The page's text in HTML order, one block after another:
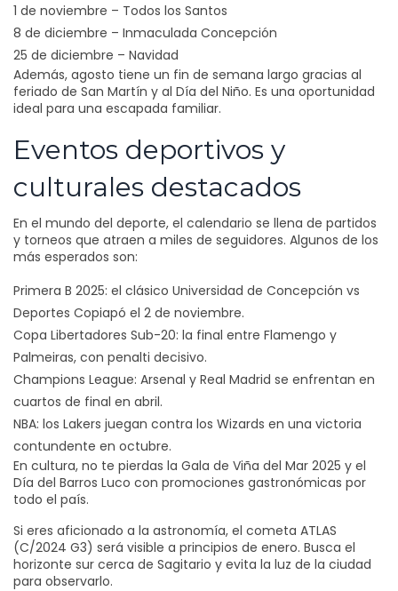
1 de noviembre – Todos los Santos
8 de diciembre – Inmaculada Concepción
25 de diciembre – Navidad
Además, agosto tiene un fin de semana largo gracias al
feriado de San Martín y al Día del Niño. Es una oportunidad
ideal para una escapada familiar.
Eventos deportivos y
culturales destacados
En el mundo del deporte, el calendario se llena de partidos
y torneos que atraen a miles de seguidores. Algunos de los
más esperados son:
Primera B 2025: el clásico Universidad de Concepción vs
Deportes Copiapó el 2 de noviembre.
Copa Libertadores Sub-20: la final entre Flamengo y
Palmeiras, con penalti decisivo.
Champions League: Arsenal y Real Madrid se enfrentan en
cuartos de final en abril.
NBA: los Lakers juegan contra los Wizards en una victoria
contundente en octubre.
En cultura, no te pierdas la Gala de Viña del Mar 2025 y el
Día del Barros Luco con promociones gastronómicas por
todo el país.
Si eres aficionado a la astronomía, el cometa ATLAS
(C/2024 G3) será visible a principios de enero. Busca el
horizonte sur cerca de Sagitario y evita la luz de la ciudad
para observarlo.